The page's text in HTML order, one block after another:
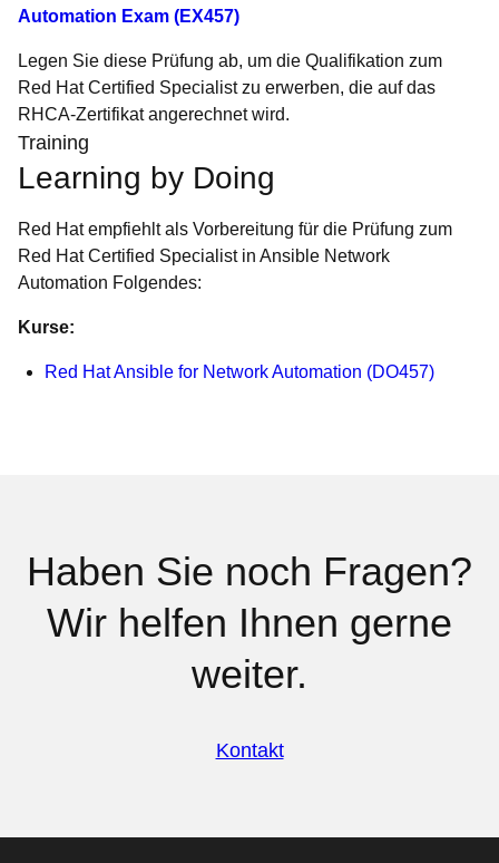
Automation Exam (EX457)
Legen Sie diese Prüfung ab, um die Qualifikation zum
Red Hat Certified Specialist zu erwerben, die auf das
RHCA-Zertifikat angerechnet wird.
Training
Learning by Doing
Red Hat empfiehlt als Vorbereitung für die Prüfung zum
Red Hat Certified Specialist in Ansible Network
Automation Folgendes:
Kurse:
Red Hat Ansible for Network Automation (DO457)
Haben Sie noch Fragen?
Wir helfen Ihnen gerne
weiter.
Kontakt